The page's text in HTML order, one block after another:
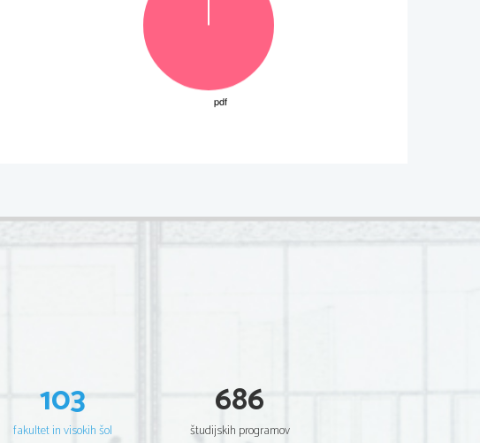
103
fakultet in visokih šol
686
študijskih programov